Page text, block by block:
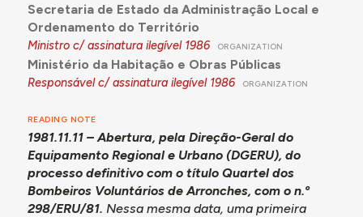
Secretaria de Estado da Administração Local e
Ordenamento do Território
Ministro c/ assinatura ilegível 1986 ORGANIZATION
Ministério da Habitação e Obras Públicas
Responsável c/ assinatura ilegível 1986 ORGANIZATION
READING NOTE
1981.11.11 – Abertura, pela Direção-Geral do
Equipamento Regional e Urbano (DGERU), do
processo definitivo com o título Quartel dos
Bombeiros Voluntários de Arronches, com o n.º
298/ERU/81. Nessa mesma data, uma primeira